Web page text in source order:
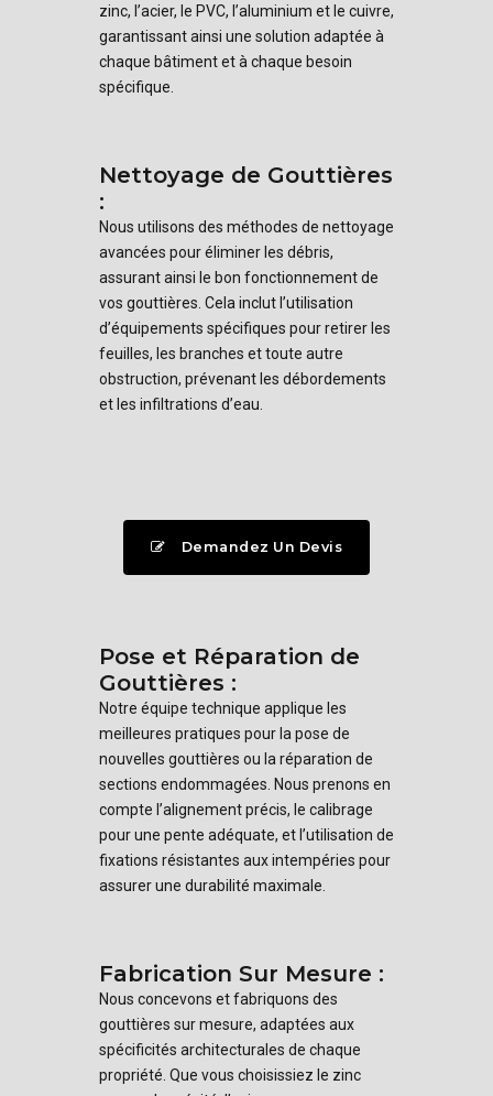
zinc, l’acier, le PVC, l’aluminium et le cuivre,
garantissant ainsi une solution adaptée à
chaque bâtiment et à chaque besoin
spécifique.
Nettoyage de Gouttières
:
Nous utilisons des méthodes de nettoyage
avancées pour éliminer les débris,
assurant ainsi le bon fonctionnement de
vos gouttières. Cela inclut l’utilisation
d’équipements spécifiques pour retirer les
feuilles, les branches et toute autre
obstruction, prévenant les débordements
et les infiltrations d’eau.
Demandez Un Devis
Pose et Réparation de
Gouttières :
Notre équipe technique applique les
meilleures pratiques pour la pose de
nouvelles gouttières ou la réparation de
sections endommagées. Nous prenons en
compte l’alignement précis, le calibrage
pour une pente adéquate, et l’utilisation de
fixations résistantes aux intempéries pour
assurer une durabilité maximale.
Fabrication Sur Mesure :
Nous concevons et fabriquons des
gouttières sur mesure, adaptées aux
spécificités architecturales de chaque
propriété. Que vous choisissiez le zinc